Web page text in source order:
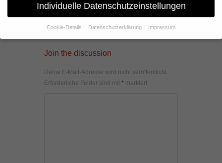
Join the discussion
Deine E-Mail-Adresse wird nicht veröffentlicht.
Erforderliche Felder sind mit * markiert
Individuelle Datenschutzeinstellungen
Cookie-Details Datenschutzerklärung Impressum
Datenschutzeinstellungen
Wenn Sie unter 16 Jahre alt sind und Ihre Zustimmung zu
Erziehungsberechtigten um Erlaubnis bitten.
Wir verwenden Cookies und andere Technologien auf unserer